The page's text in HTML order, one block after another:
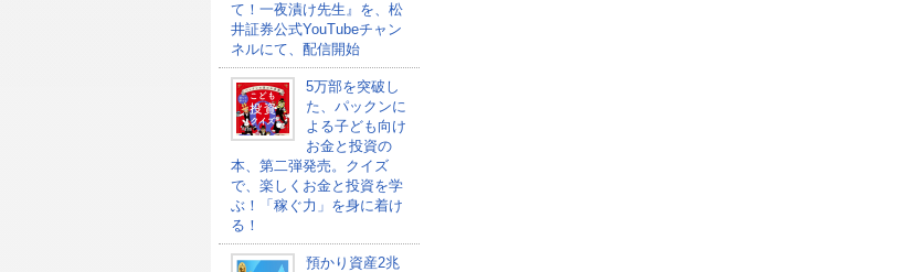
て！一夜漬け先生』を、松
井証券公式YouTubeチャン
ネルにて、配信開始
5万部を突破し
た、パックンに
よる子ども向け
お金と投資の
本、第二弾発売。クイズ
で、楽しくお金と投資を学
ぶ！「稼ぐ力」を身に着け
る！
預かり資産2兆